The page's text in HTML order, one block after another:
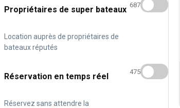
Propriétaires de super bateaux
Location auprès de propriétaires de
bateaux réputés
687
Réservation en temps réel
Réservez sans attendre la
475